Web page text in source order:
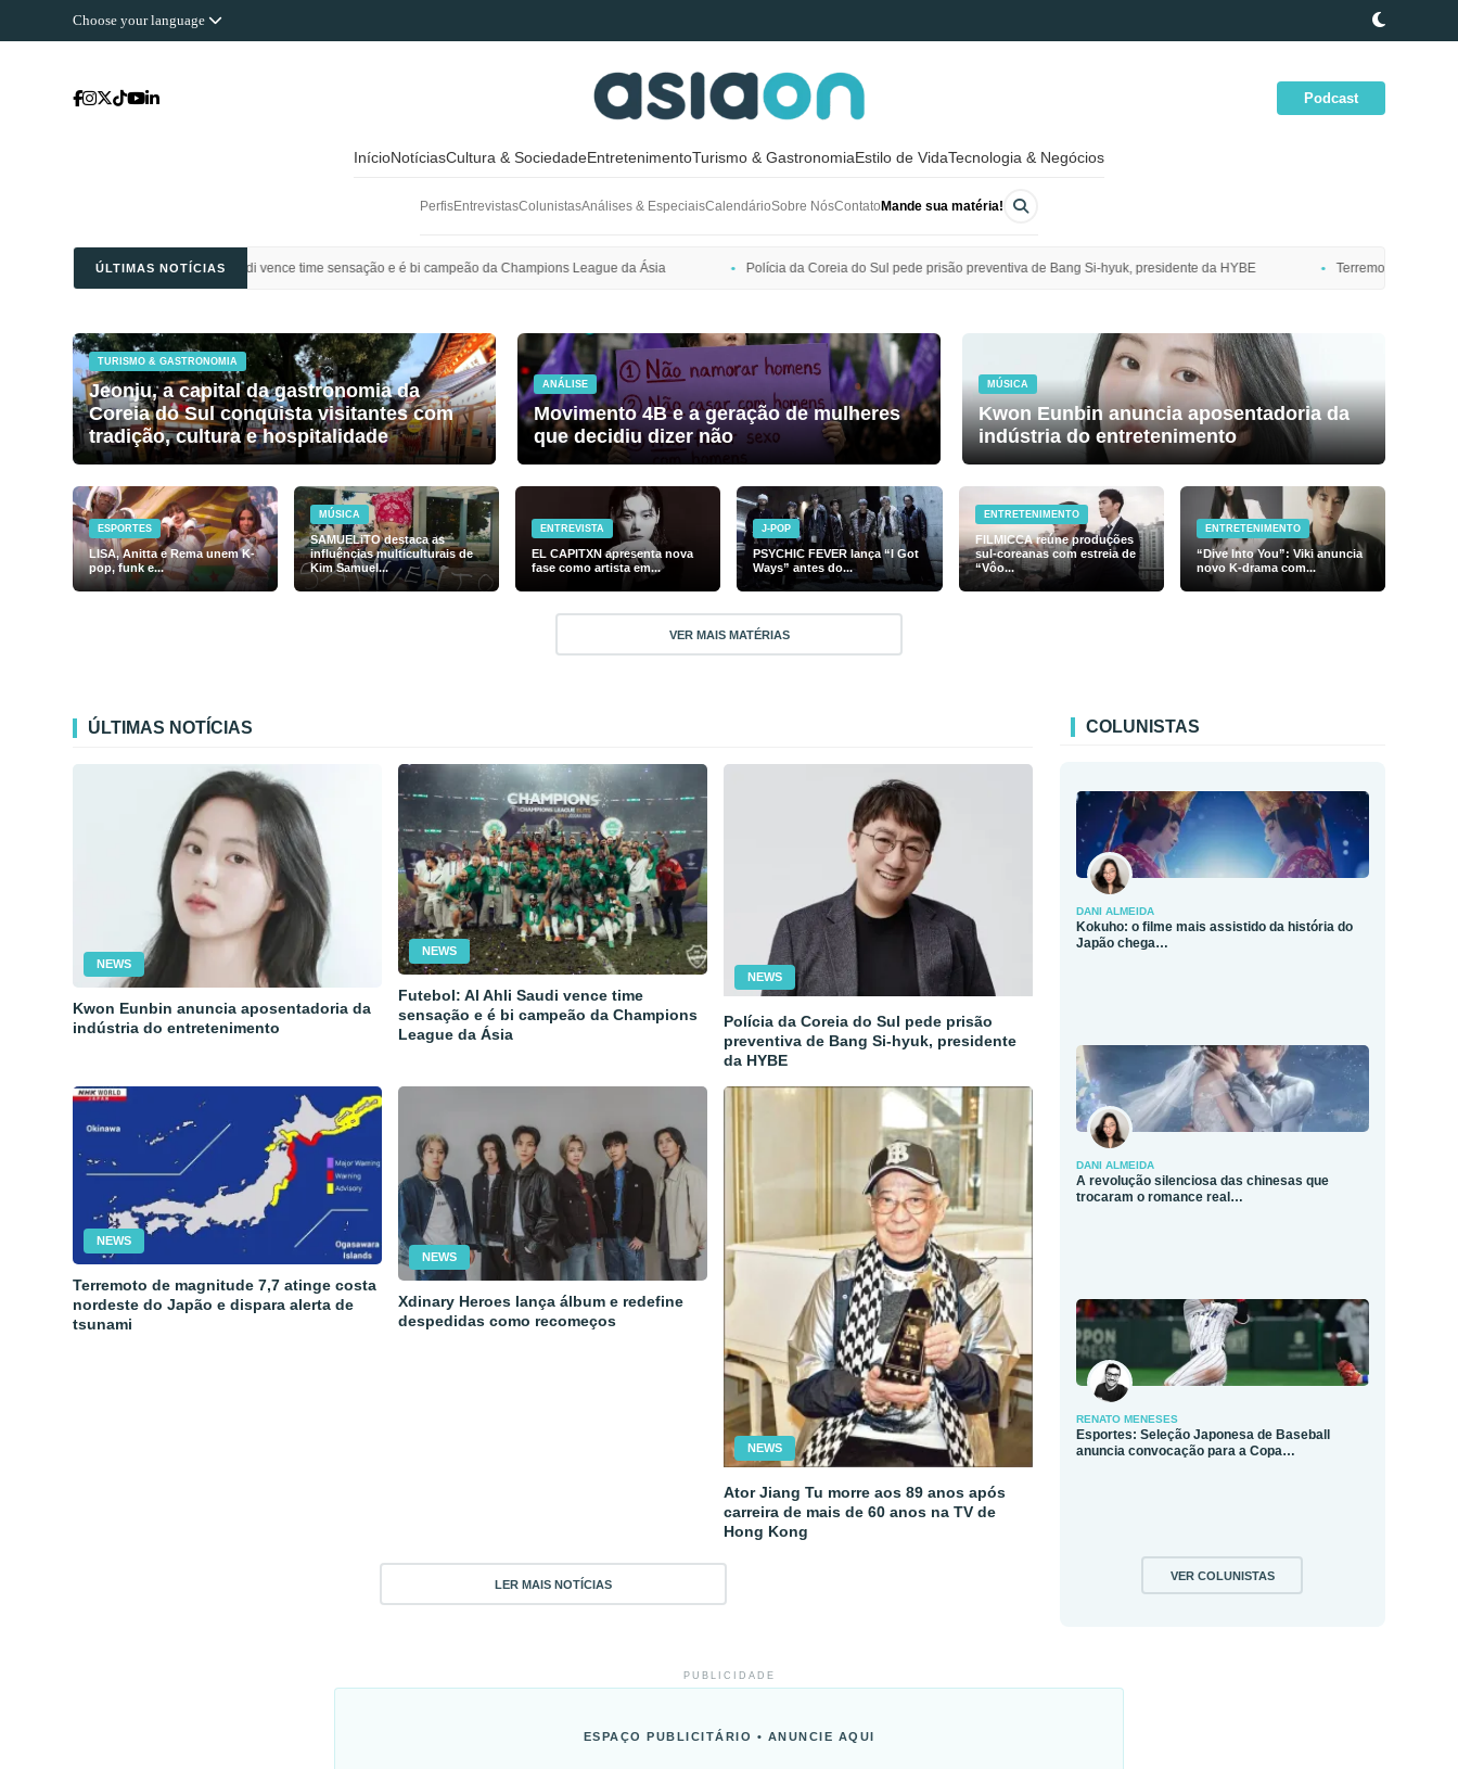
Choose your language
Podcast
InícioNotíciasCultura & SociedadeEntretenimentoTurismo & GastronomiaEstilo de VidaTecnologia & Negócios
PerfisEntrevistasColunistasAnálises & EspeciaisCalendárioSobre NósContato Mande sua matéria!
ÚLTIMAS NOTÍCIAS
Saudi vence time sensação e é bi campeão da Champions League da Ásia Polícia da Coreia do Sul pede prisão preventiva de Bang Si-hyuk, presidente da HYBE Terremoto de magnitude 7,7 atinge costa nordeste
TURISMO & GASTRONOMIA
Jeonju, a capital da gastronomia da
Coreia do Sul conquista visitantes com
tradição, cultura e hospitalidade
ANÁLISE
Movimento 4B e a geração de mulheres
que decidiu dizer não
MÚSICA
Kwon Eunbin anuncia aposentadoria da
indústria do entretenimento
ESPORTES
LISA, Anitta e Rema unem K-
pop, funk e...
MÚSICA
SAMUELiTO destaca as
influências multiculturais de
Kim Samuel...
ENTREVISTA
EL CAPITXN apresenta nova
fase como artista em...
J-POP
PSYCHIC FEVER lança “I Got
Ways” antes do...
ENTRETENIMENTO
FILMICCA reúne produções
sul-coreanas com estreia de
“Vôo...
ENTRETENIMENTO
“Dive Into You”: Viki anuncia
novo K-drama com...
VER MAIS MATÉRIAS
ÚLTIMAS NOTÍCIAS
NEWS
Kwon Eunbin anuncia aposentadoria da
indústria do entretenimento
NEWS
Futebol: Al Ahli Saudi vence time
sensação e é bi campeão da Champions
League da Ásia
NEWS
Polícia da Coreia do Sul pede prisão
preventiva de Bang Si-hyuk, presidente
da HYBE
NEWS
Terremoto de magnitude 7,7 atinge costa
nordeste do Japão e dispara alerta de
tsunami
NEWS
Xdinary Heroes lança álbum e redefine
despedidas como recomeços
NEWS
Ator Jiang Tu morre aos 89 anos após
carreira de mais de 60 anos na TV de
Hong Kong
LER MAIS NOTÍCIAS
COLUNISTAS
DANI ALMEIDA
Kokuho: o filme mais assistido da história do
Japão chega…
DANI ALMEIDA
A revolução silenciosa das chinesas que
trocaram o romance real…
RENATO MENESES
Esportes: Seleção Japonesa de Baseball
anuncia convocação para a Copa…
VER COLUNISTAS
PUBLICIDADE
ESPAÇO PUBLICITÁRIO • ANUNCIE AQUI